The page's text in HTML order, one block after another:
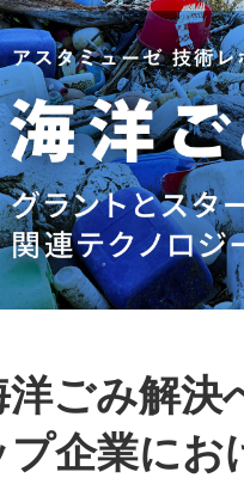
洋ごみ解決
プ企業にお